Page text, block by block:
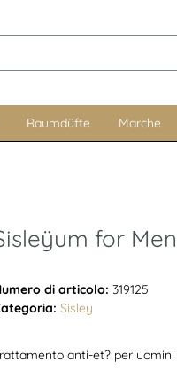
Raumdüfte Marche
for
di articolo: 319125
Sisley
anti-et? per